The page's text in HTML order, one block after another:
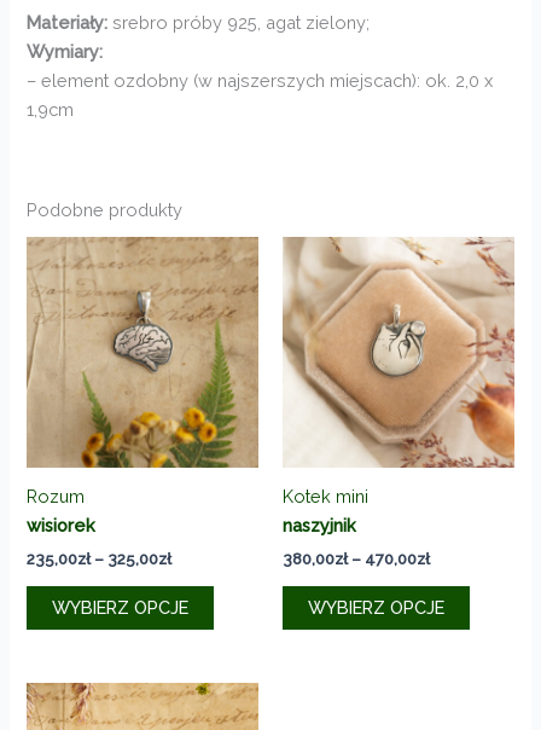
Materiały: srebro próby 925, agat zielony;
Wymiary:
– element ozdobny (w najszerszych miejscach): ok. 2,0 x
1,9cm
Podobne produkty
Rozum
wisiorek
235,00zł – 325,00złZakres
od
235,00zł
WYBIERZ OPCJE
Ten
wariantów.
Kotek mini
naszyjnik
380,00zł – 470,00złZakres
od
380,00zł
WYBIERZ OPCJE
Ten